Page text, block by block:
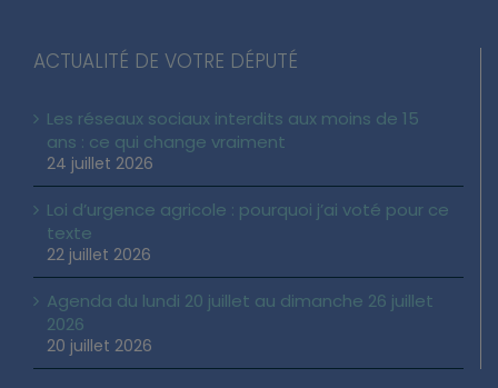
ACTUALITÉ DE VOTRE DÉPUTÉ
Les réseaux sociaux interdits aux moins de 15
ans : ce qui change vraiment
24 juillet 2026
Loi d’urgence agricole : pourquoi j’ai voté pour ce
texte
22 juillet 2026
Agenda du lundi 20 juillet au dimanche 26 juillet
2026
20 juillet 2026